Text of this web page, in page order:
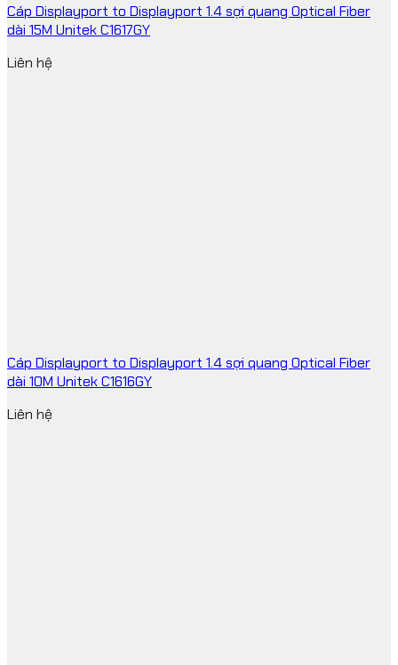
Cáp Displayport to Displayport 1.4 sợi quang Optical Fiber
dài 15M Unitek C1617GY
Liên hệ
Cáp Displayport to Displayport 1.4 sợi quang Optical Fiber
dài 10M Unitek C1616GY
Liên hệ